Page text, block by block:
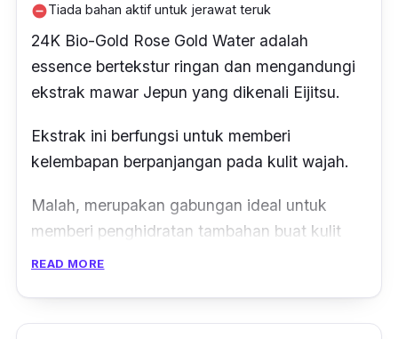
remove_circleTiada bahan aktif untuk jerawat teruk
24K Bio-Gold Rose Gold Water adalah
essence bertekstur ringan dan mengandungi
ekstrak mawar Jepun yang dikenali Eijitsu.
Ekstrak ini berfungsi untuk memberi
kelembapan berpanjangan pada kulit wajah.
Malah, merupakan gabungan ideal untuk
memberi penghidratan tambahan buat kulit
bagi menghapus garisan halus akibat
24K Gold kaya dengan anti-oksidan yang
READ MORE